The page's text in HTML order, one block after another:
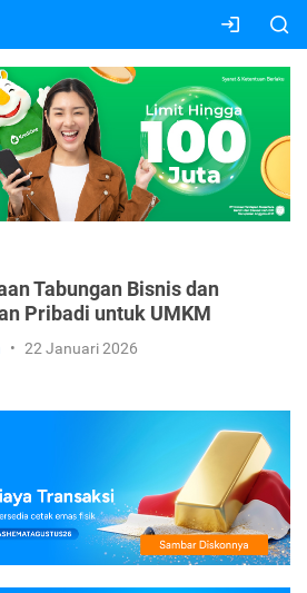
Tabungan Bisnis dan
Pribadi untuk UMKM
• 22 Januari 2026